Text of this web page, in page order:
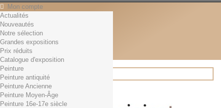
Mon compte
Contact
Français
English
Français
Actualités
Rechercher
Actualités
Nouveautés
Notre sélection
Grandes expositions
Prix réduits
Catalogue d'exposition
Peinture
Peinture antiquité
Peinture Ancienne
Peinture Moyen-Âge
Peinture 16e-17e siècle